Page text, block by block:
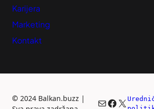
Karijera
Marketing
Kontakt
© 2024 Balkan.buzz |
MailX